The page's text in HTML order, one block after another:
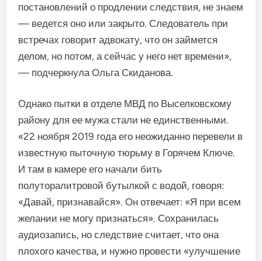
постановлений о продлении следствия, не знаем
— ведется оно или закрыто. Следователь при
встречах говорит адвокату, что он займется
делом, но потом, а сейчас у него нет времени»,
— подчеркнула Ольга Скиданова.
Однако пытки в отделе МВД по Выселковскому
району для ее мужа стали не единственными.
«22 ноября 2019 года его неожиданно перевели в
известную пыточную тюрьму в Горячем Ключе.
И там в камере его начали бить
полуторалитровой бутылкой с водой, говоря:
«Давай, признавайся». Он отвечает: «Я при всем
желании не могу признаться». Сохранилась
аудиозапись, но следствие считает, что она
плохого качества, и нужно провести «улучшение